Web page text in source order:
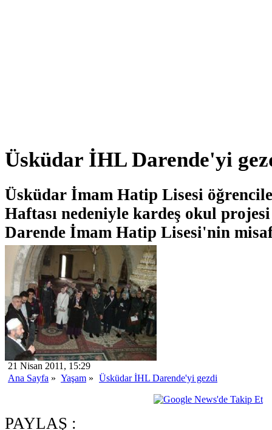
Üsküdar İHL Darende'yi
Üsküdar İmam Hatip Lisesi
Haftası nedeniyle kardeş okul
Darende İmam Hatip Lisesi'nin
21 Nisan 2011, 15:29
Ana Sayfa » Yaşam » Üsküdar İHL Darende'yi gezdi
PAYLAŞ :